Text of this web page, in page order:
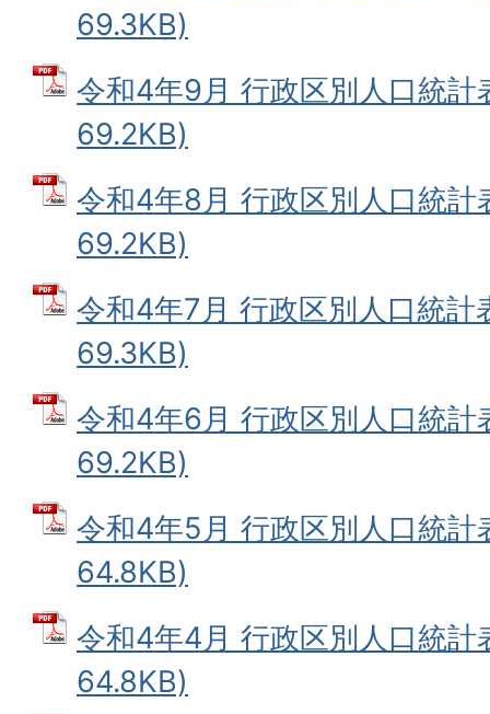
69.3KB)
令和4年9月 行政区別人口統計
69.2KB)
令和4年8月 行政区別人口統計
69.2KB)
令和4年7月 行政区別人口統計
69.3KB)
令和4年6月 行政区別人口統計
69.2KB)
令和4年5月 行政区別人口統計
64.8KB)
令和4年4月 行政区別人口統計
64.8KB)